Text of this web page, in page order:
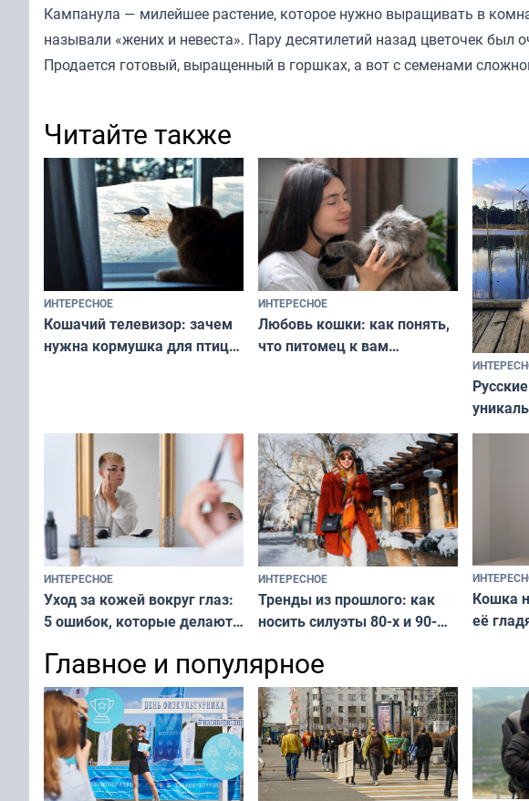
Кампанула — милейшее растение, которое нужно выращивать в
называли «жених и невеста». Пару десятилетий назад цветочек был
Продается готовый, выращенный в горшках, а вот с семенами
Читайте также
ИНТЕРЕСНОЕ
Кошачий телевизор: зачем
нужна кормушка для птиц
ИНТЕРЕСНОЕ
Любовь кошки: как понять,
что питомец к вам
и
ИНТЕРЕСНОЕ
Уход за кожей вокруг глаз:
5 ошибок, которые делают
и вернуть свежий взгляд
без дорогих средств
ИНТЕРЕСНОЕ
Тренды из прошлого: как
носить силуэты 80-х и 90-
современно и стильно без
переплат
Кошка
её
Главное и популярное